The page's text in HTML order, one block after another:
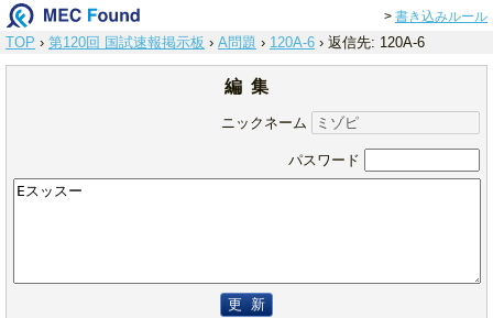
> 書き込みルール
TOP › 第120回 国試速報掲示板 › A問題 › 120A-6 › 返信先: 120A-6
編 集
ニックネーム
パスワード
更 新